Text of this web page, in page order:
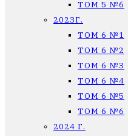
ТОМ 5 №6
2023Г.
ТОМ 6 №1
ТОМ 6 №2
ТОМ 6 №3
ТОМ 6 №4
ТОМ 6 №5
ТОМ 6 №6
2024 Г.